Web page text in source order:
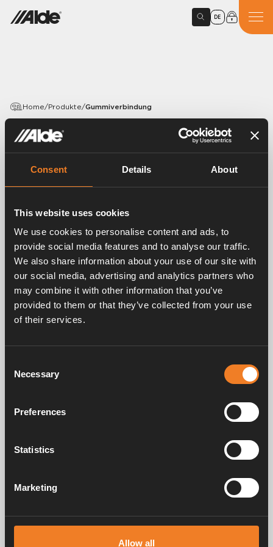
Consent Details About
This website uses cookies
We use cookies to personalise content and ads, to
provide social media features and to analyse our traffic.
We also share information about your use of our site with
our social media, advertising and analytics partners who
may combine it with other information that you’ve
provided to them or that they’ve collected from your use
of their services.
Selection
Necessary
Preferences
Statistics
Marketing
Allow all
DE
Home/Produkte/Gummiverbindung
PRODUCTS
Gummiverbindung
Article number:1916221
Gummiverbindung Ø 16 mm – Ø 12 mm. Länge 185 mm.
Handbücher und Broschüren
FAQ
Alde schafft seit 1966 ein Gefühl von Zuhause und stellt
Heizungssysteme für Wohnmobile und Wohnwagen her. Schon damals